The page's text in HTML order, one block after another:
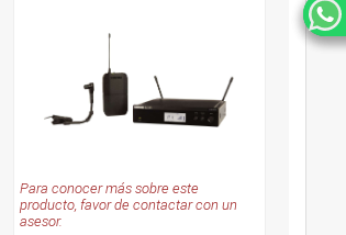
Para conocer más sobre este
producto, favor de contactar con un
asesor.